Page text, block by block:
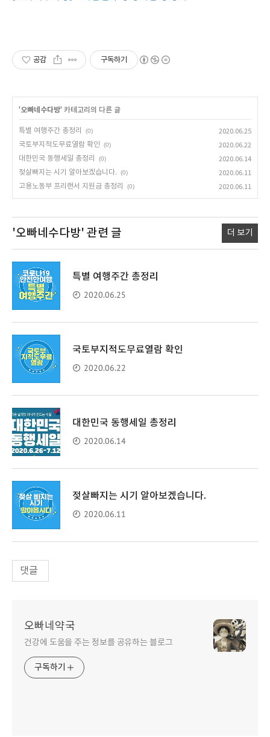
공감 구독하기
'오빠네수다방' 카테고리의 다른 글
특별 여행주간 총정리 (0)
2020.06.25
국토부지적도무료열람 확인
(0)
2020.06.22
대한민국 동행세일 총정리
(0)
2020.06.14
젖살빠지는 시기 알아보겠습니다.
(0)
2020.06.11
고용노동부 프리랜서 지원금 총정리
(0) 2020.06.11
'오빠네수다방' 관련 글 더 보기
특별 여행주간 총정리
2020.06.25
국토부지적도무료열람 확인
2020.06.22
대한민국 동행세일 총정리
2020.06.14
젖살빠지는 시기 알아보겠습니다.
2020.06.11
댓글
오빠네약국
건강에 도움을 주는 정보를 공유하는 블로그
구독하기